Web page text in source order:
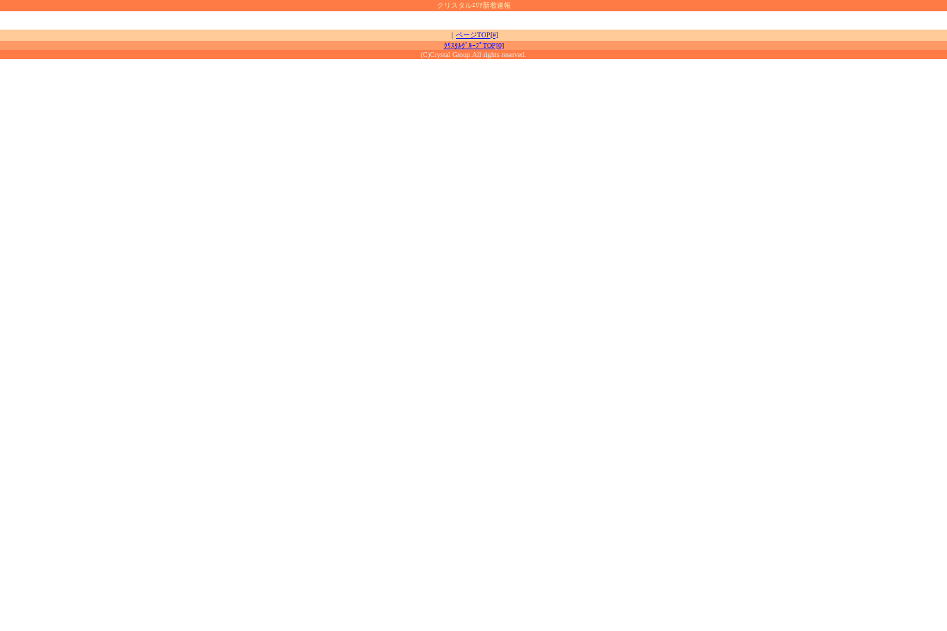
クリスタルｴﾘｱ新着速報
｜ ページTOP[#]
ｸﾘｽﾀﾙｸﾞﾙｰﾌﾟTOP[0]
(C)Crystal Group.All rights reserved.